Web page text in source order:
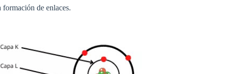
formación de enlaces.